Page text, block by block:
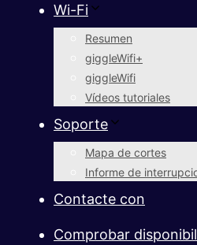
Wi-Fi
Resumen
giggleWifi+
giggleWifi
Vídeos tutoriales
Soporte
Mapa de cortes
Informe de
Contacte con
Comprobar